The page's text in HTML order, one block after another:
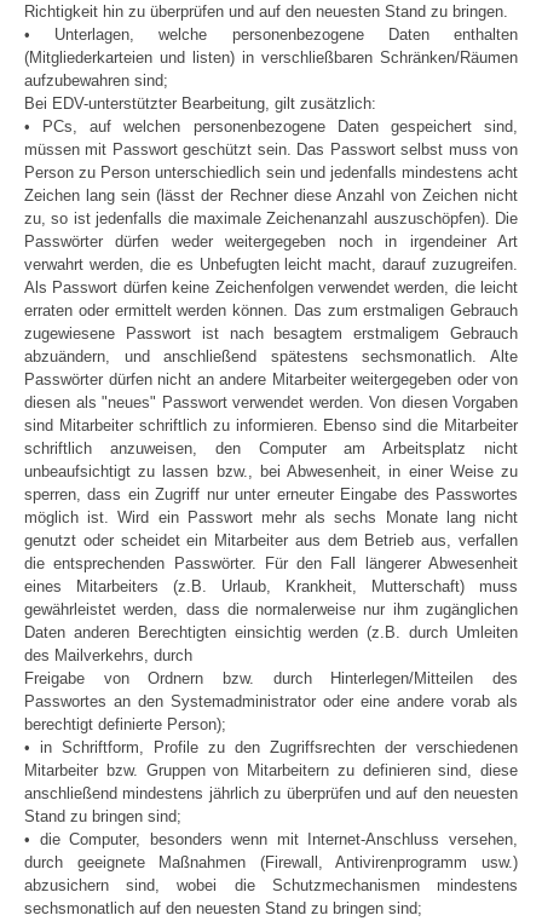
Richtigkeit hin zu überprüfen und auf den neuesten Stand zu bringen.
• Unterlagen, welche personenbezogene Daten enthalten
(Mitgliederkarteien und listen) in verschließbaren Schränken/Räumen
aufzubewahren sind;
Bei EDV-unterstützter Bearbeitung, gilt zusätzlich:
• PCs, auf welchen personenbezogene Daten gespeichert sind,
müssen mit Passwort geschützt sein. Das Passwort selbst muss von
Person zu Person unterschiedlich sein und jedenfalls mindestens acht
Zeichen lang sein (lässt der Rechner diese Anzahl von Zeichen nicht
zu, so ist jedenfalls die maximale Zeichenanzahl auszuschöpfen). Die
Passwörter dürfen weder weitergegeben noch in irgendeiner Art
verwahrt werden, die es Unbefugten leicht macht, darauf zuzugreifen.
Als Passwort dürfen keine Zeichenfolgen verwendet werden, die leicht
erraten oder ermittelt werden können. Das zum erstmaligen Gebrauch
zugewiesene Passwort ist nach besagtem erstmaligem Gebrauch
abzuändern, und anschließend spätestens sechsmonatlich. Alte
Passwörter dürfen nicht an andere Mitarbeiter weitergegeben oder von
diesen als "neues" Passwort verwendet werden. Von diesen Vorgaben
sind Mitarbeiter schriftlich zu informieren. Ebenso sind die Mitarbeiter
schriftlich anzuweisen, den Computer am Arbeitsplatz nicht
unbeaufsichtigt zu lassen bzw., bei Abwesenheit, in einer Weise zu
sperren, dass ein Zugriff nur unter erneuter Eingabe des Passwortes
möglich ist. Wird ein Passwort mehr als sechs Monate lang nicht
genutzt oder scheidet ein Mitarbeiter aus dem Betrieb aus, verfallen
die entsprechenden Passwörter. Für den Fall längerer Abwesenheit
eines Mitarbeiters (z.B. Urlaub, Krankheit, Mutterschaft) muss
gewährleistet werden, dass die normalerweise nur ihm zugänglichen
Daten anderen Berechtigten einsichtig werden (z.B. durch Umleiten
des Mailverkehrs, durch
Freigabe von Ordnern bzw. durch Hinterlegen/Mitteilen des
Passwortes an den Systemadministrator oder eine andere vorab als
berechtigt definierte Person);
• in Schriftform, Profile zu den Zugriffsrechten der verschiedenen
Mitarbeiter bzw. Gruppen von Mitarbeitern zu definieren sind, diese
anschließend mindestens jährlich zu überprüfen und auf den neuesten
Stand zu bringen sind;
• die Computer, besonders wenn mit Internet-Anschluss versehen,
durch geeignete Maßnahmen (Firewall, Antivirenprogramm usw.)
abzusichern sind, wobei die Schutzmechanismen mindestens
sechsmonatlich auf den neuesten Stand zu bringen sind;